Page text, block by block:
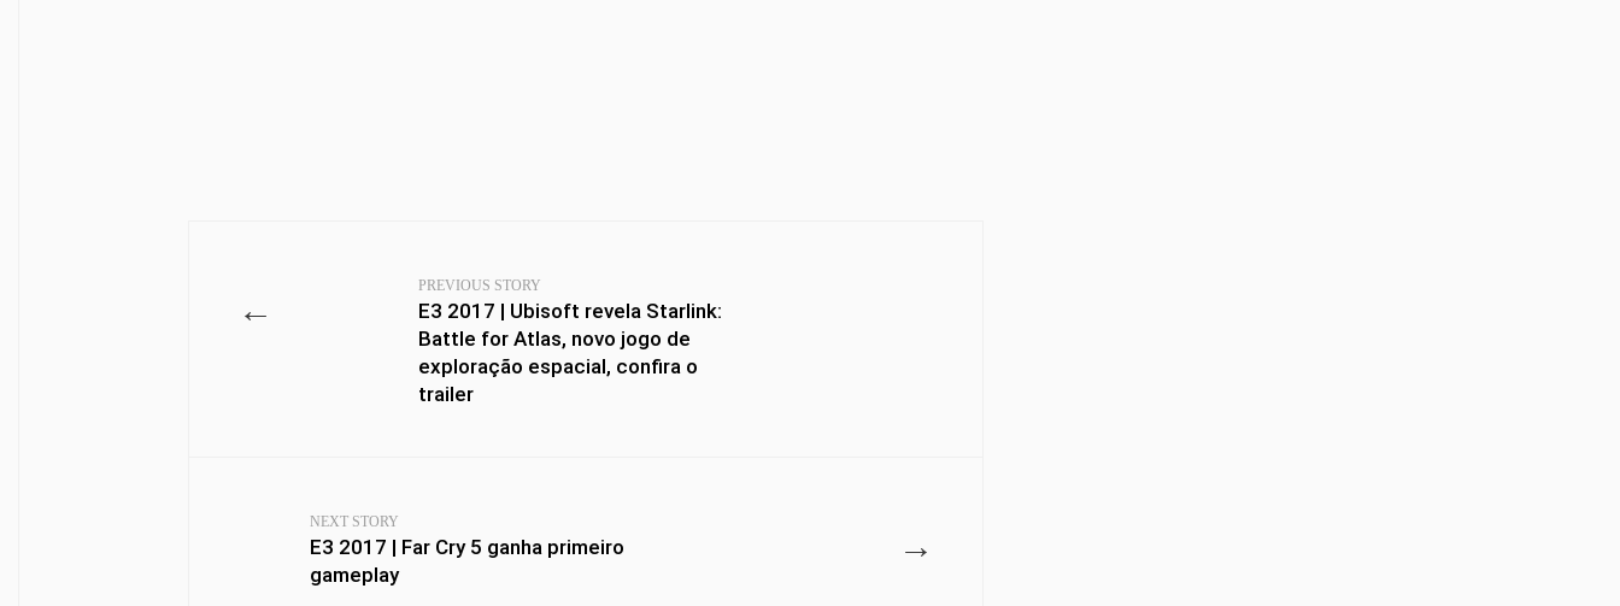
←
PREVIOUS STORY
E3 2017 | Ubisoft revela Starlink:
Battle for Atlas, novo jogo de
exploração espacial, confira o
trailer
→
NEXT STORY
E3 2017 | Far Cry 5 ganha primeiro
gameplay